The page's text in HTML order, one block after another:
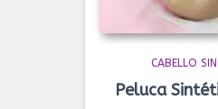
CABELLO
Peluca